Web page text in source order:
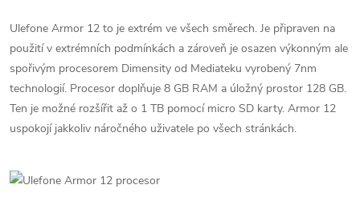
Ulefone Armor 12 to je extrém ve všech směrech. Je připraven na
použití v extrémních podmínkách a zároveň je osazen výkonným ale
spořivým procesorem Dimensity od Mediateku vyrobený 7nm
technologií. Procesor doplňuje 8 GB RAM a úložný prostor 128 GB.
Ten je možné rozšířit až o 1 TB pomocí micro SD karty. Armor 12
uspokojí jakkoliv náročného uživatele po všech stránkách.